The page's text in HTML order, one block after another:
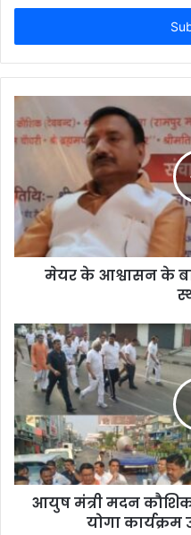
Email
मेयर के आश्वासन के
आयुष मंत्री मदन कौशिक
योगा कार्यक्रम